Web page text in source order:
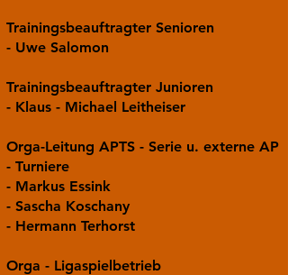
Trainingsbeauftragter Senioren
- Uwe Salomon
Trainingsbeauftragter Junioren
- Klaus - Michael Leitheiser
Orga-Leitung APTS - Serie u. externe AP
- Turniere
- Markus Essink
- Sascha Koschany
- Hermann Terhorst
Orga - Ligaspielbetrieb